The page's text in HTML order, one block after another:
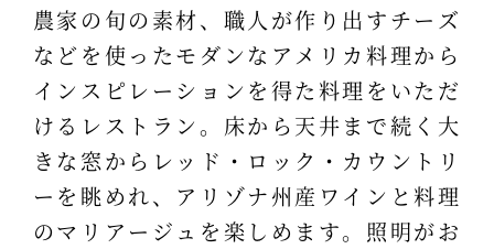
農家の旬の素材、職人が作り出すチーズ
などを使ったモダンなアメリカ料理から
インスピレーションを得た料理をいただ
けるレストラン。床から天井まで続く大
きな窓からレッド・ロック・カウントリ
ーを眺めれ、アリゾナ州産ワインと料理
のマリアージュを楽しめます。照明がお